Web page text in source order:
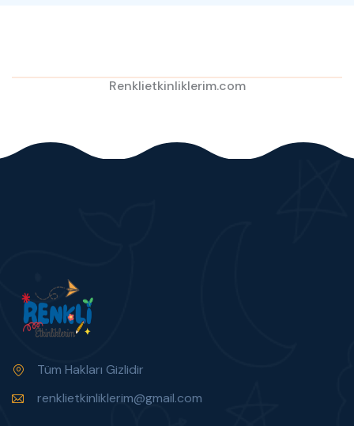
Renklietkinliklerim.com
Tüm Hakları Gizlidir
renklietkinliklerim@gmail.com